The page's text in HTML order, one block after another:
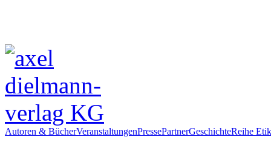
Autoren & BücherVeranstaltungenPressePartnerGeschichteReihe